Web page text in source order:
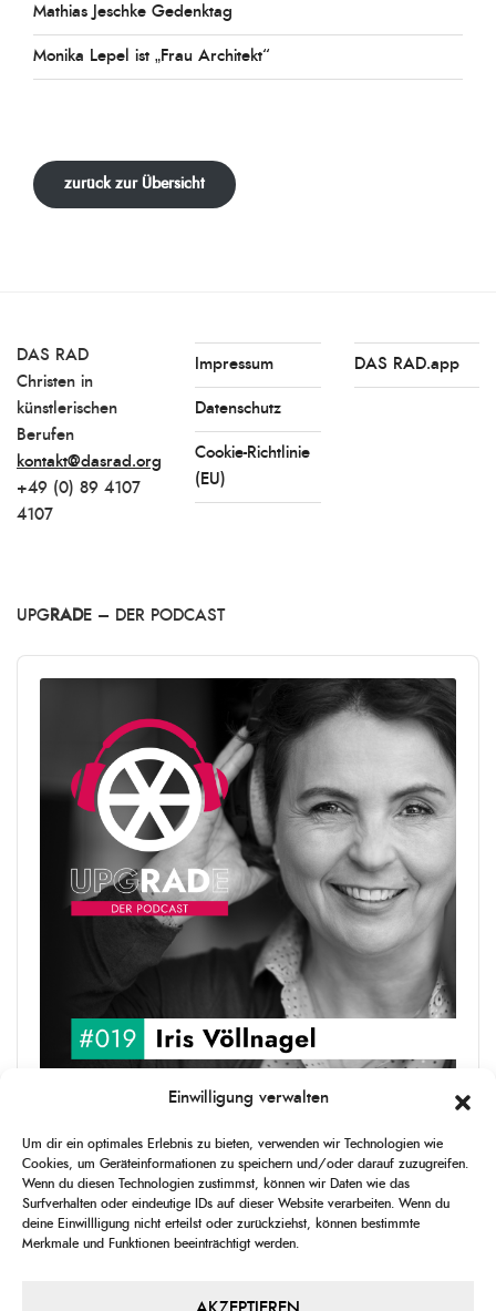
Einwilligung verwalten
Um dir ein optimales Erlebnis zu bieten, verwenden wir Technologien wie
Cookies, um Geräteinformationen zu speichern und/oder darauf zuzugreifen.
Wenn du diesen Technologien zustimmst, können wir Daten wie das
Surfverhalten oder eindeutige IDs auf dieser Website verarbeiten. Wenn du
deine Einwillligung nicht erteilst oder zurückziehst, können bestimmte
Merkmale und Funktionen beeinträchtigt werden.
Mathias Jeschke Gedenktag
Monika Lepel ist „Frau Architekt“
zurück zur Übersicht
DAS RAD
Christen in
künstlerischen
Berufen
kontakt@dasrad.org
+49 (0) 89 4107
4107
Impressum
Datenschutz
Cookie-Richtlinie
(EU)
DAS RAD.app
UPG RADE – DER PODCAST
Audio
Player
Iris Völlnagel hat schon auf unterschiedlichen Kontinenten gelebt
und gearbeitet, spricht mehrere Sprachen und berichtet
leidenschaftlich gerne über das, was sie erlebt – als Journalistin,
[...]